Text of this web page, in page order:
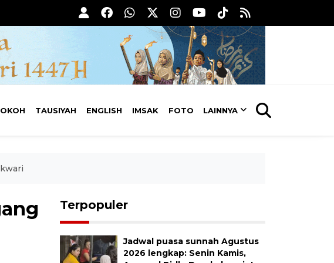
TAUSIYAH ENGLISH IMSAK FOTO LAINNYA
Terpopuler
Jadwal puasa sunnah Agustus
2026 lengkap: Senin Kamis,